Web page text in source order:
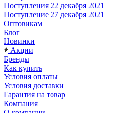
Поступления 22 декабря 2021
Поступление 27 декабря 2021
Оптовикам
Блог
Новинки
Акции
Бренды
Как купить
Условия оплаты
Условия доставки
Гарантия на товар
Компания